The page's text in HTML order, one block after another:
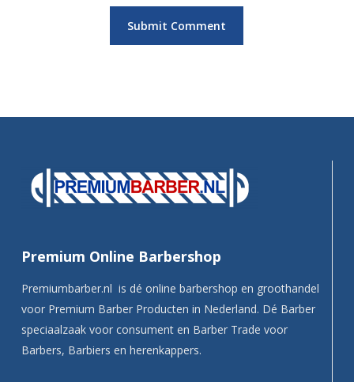
Premium Online Barbershop
Premiumbarber.nl is dé online barbershop en groothandel
voor Premium Barber Producten in Nederland. Dé Barber
speciaalzaak voor consument en Barber Trade voor
Barbers, Barbiers en herenkappers.